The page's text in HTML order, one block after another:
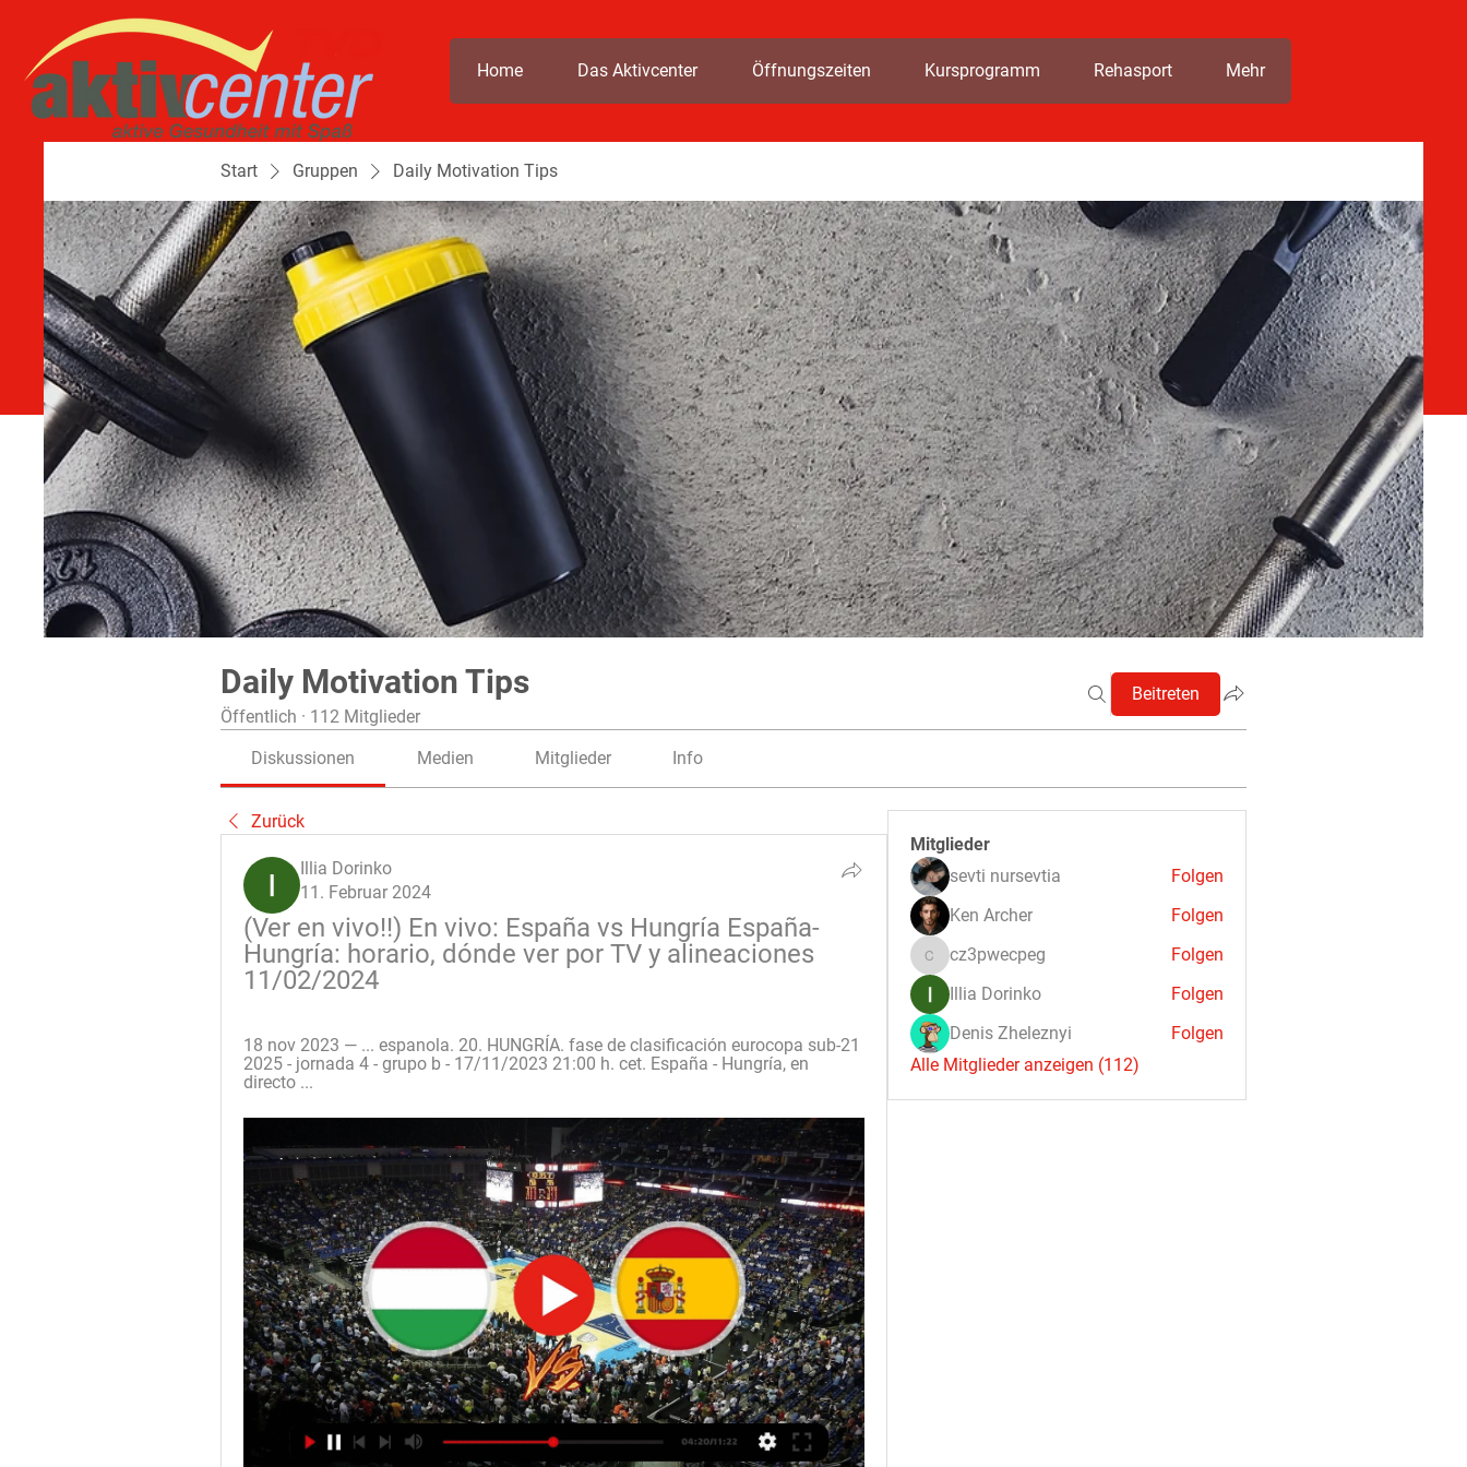
Home Das Aktivcenter Öffnungszeiten Kursprogramm Rehasport Mehr
Start Gruppen Daily Motivation Tips
Daily Motivation Tips
Öffentlich · 112 Mitglieder
Beitreten
Diskussionen Medien Mitglieder Info
Zurück
Illia Dorinko
11. Februar 2024
(Ver en vivo!!) En vivo: España vs Hungría España-
Hungría: horario, dónde ver por TV y alineaciones
11/02/2024
18 nov 2023 — ... espanola. 20. HUNGRÍA. fase de clasificación eurocopa sub-21
2025 - jornada 4 - grupo b - 17/11/2023 21:00 h. cet. España - Hungría, en
directo ...
Mitglieder
sevti nursevtia
Folgen
Ken Archer
Folgen
cz3pwecpeg
cz3pwecpeg
Folgen
Illia Dorinko
Folgen
Denis Zheleznyi
Folgen
Alle Mitglieder anzeigen (112)